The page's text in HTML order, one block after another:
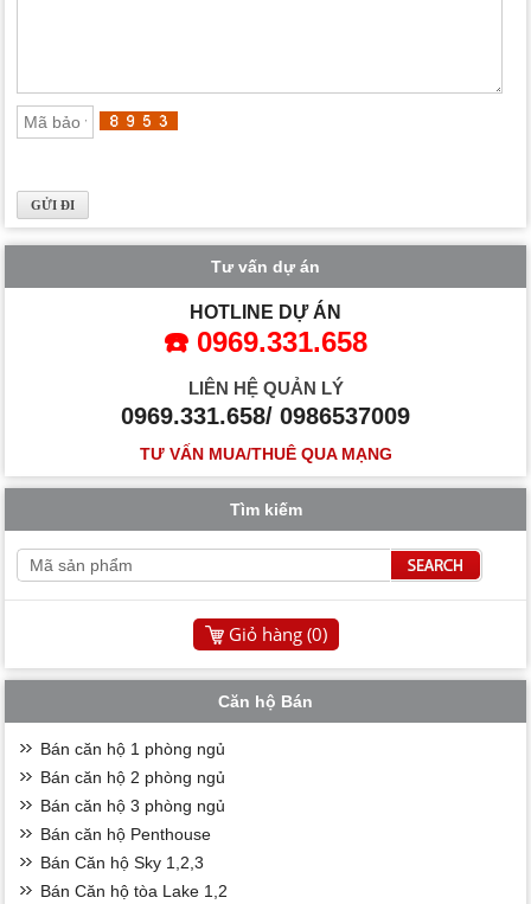
Tư vấn dự án
HOTLINE DỰ ÁN
☎️ 0969.331.658
LIÊN HỆ QUẢN LÝ
0969.331.658/ 0986537009
TƯ VẤN MUA/THUÊ QUA MẠNG
Tìm kiếm
Giỏ hàng (0)
Căn hộ Bán
Bán căn hộ 1 phòng ngủ
Bán căn hộ 2 phòng ngủ
Bán căn hộ 3 phòng ngủ
Bán căn hộ Penthouse
Bán Căn hộ Sky 1,2,3
Bán Căn hộ tòa Lake 1,2